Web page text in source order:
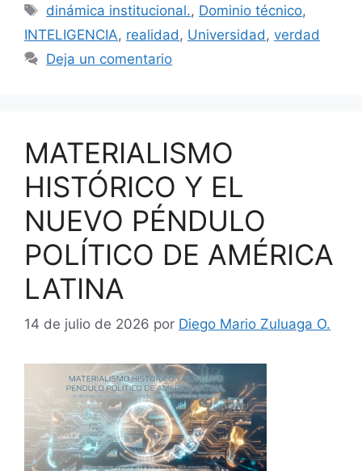
Etiquetas
dinámica institucional., Dominio técnico,
INTELIGENCIA, realidad , Universidad , verdad
Deja un comentario
MATERIALISMO
HISTÓRICO Y EL
NUEVO PÉNDULO
POLÍTICO DE AMÉRICA
LATINA
14 de julio de 2026 por Diego Mario Zuluaga O.